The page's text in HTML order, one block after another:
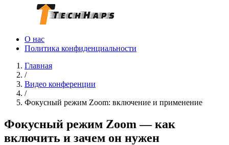
О нас
Политика конфиденциальности
Главная
/
Видео конференции
/
Фокусный режим Zoom: включение и применение
Фокусный режим Zoom — как
включить и зачем он нужен